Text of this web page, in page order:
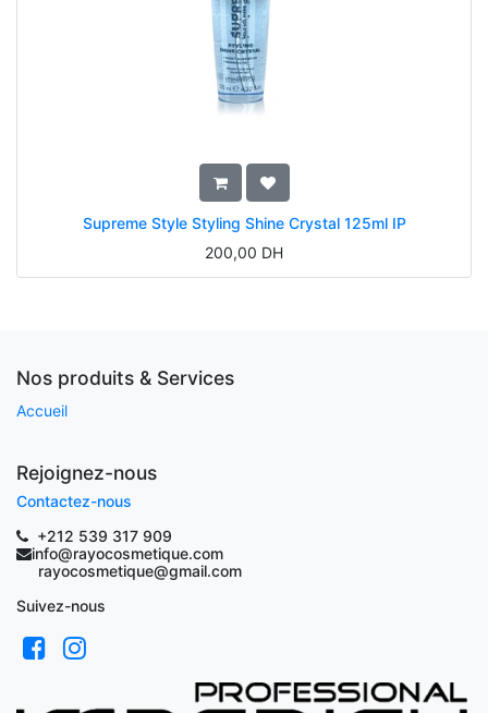
Supreme Style Styling Shine Crystal 125ml IP
200,00 DH
Nos produits & Services
Accueil
Rejoignez-nous
Contactez-nous
+212 539 317 909
info@rayocosmetique.com
rayocosmetique@gmail.com
Suivez-nous